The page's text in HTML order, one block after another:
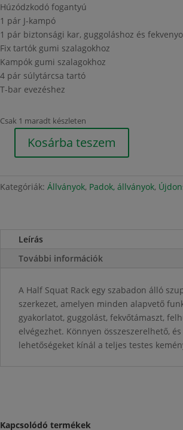
Húzódzkodó fogantyú
1 pár J-kampó
1 pár biztonsági kar, guggoláshoz és
Fix tartók gumi szalagokhoz
Kampók gumi szalagokhoz
4 pár súlytárcsa tartó
T-bar evezéshez
Csak 1 maradt készleten
mennyiség
Kosárba teszem
Kategóriák: Állványok, Padok, állványok,
Leírás
További információk
A Half Squat Rack egy szabadon álló
szerkezet, amelyen minden alapvető
gyakorlatot, guggolást, fekvőtámaszt,
elvégezhet. Könnyen összeszerelhető,
lehetőségeket kínál a teljes testes
Kapcsolódó termékek